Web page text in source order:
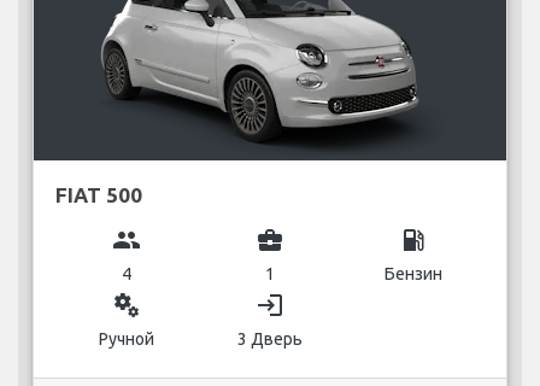
FIAT 500
group
4
business_center
1
local_gas_station
Бензин
miscellaneous_services
Ручной
login
3 Дверь